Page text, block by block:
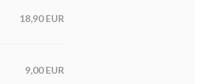
18,90 EUR
9,00 EUR